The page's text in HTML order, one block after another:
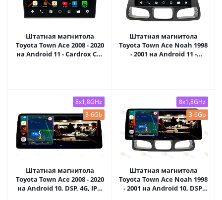
Штатная магнитола
Toyota Town Ace 2008 - 2020
на Android 11 - Cardrox CD-
Штатная магнитола
Toyota Town Ace Noah 1998
- 2001 на Android 11 -
8x1,8GHz
3-6Gb
Штатная магнитола
Toyota Town Ace 2008 - 2020
на Android 10, DSP, 4G, IPS,
8x1,8GHz
3-6Gb
Штатная магнитола
Toyota Town Ace Noah 1998
- 2001 на Android 10, DSP,